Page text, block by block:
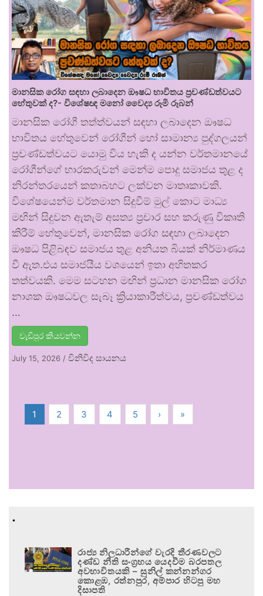
මානසික රෝග සඳහා ලබාදෙන ඖෂධ භාවිතය ප්‍රචණ්ඩත්වයට
හේතුවක් ද?- විශේෂඥ මනෝ වෛද්‍ය රූමි රූබන්
මානසික රෝගී තත්ත්වයන් සඳහා ලබාදෙන ඖෂධ
භාවිතය හේතුවෙන් රෝගීන් හෝ සාමාන්‍ය පුද්ගලයන්
ප්‍රචණ්ඩත්වයට යොමු විය හැකි ද යන්න වර්තමානයේ
රෝගීන්ගේ භාරකරුවන් මෙන්ම පොදු සමාජය තුළ ද
නිරන්තරයෙන් කතාබහට ලක්වන මාතෘකාවකි.
විශේෂයෙන්ම වර්තමාන සිදුවීම් මුල් කොට මාධ්‍ය
මඟින් සිදුවන ඇතැම් අසත්‍ය ප්‍රචාර සහ කරුණු විකෘති
කිරීම් හේතුවෙන්, මානසික රෝග සඳහා ලබාදෙන
ඖෂධ පිළිබඳව සමාජය තුළ අනියත බියක් නිර්මාණය
වී ඇත.එය සමාජයීය වශයෙන් ඉතා අහිතකර
තත්වයකි. මෙම සටහන මඟින් ප්‍රධාන මානසික රෝග
නාශක ඖෂධවල සැබෑ ක්‍රියාකාරීත්වය, ප්‍රචණ්ඩත්වය
…
වැඩිපුර කියවන්න
July 15, 2026 / විනිවිද සායනය
1 2 3 4 5 › »
.
රාජ්‍ය නිලධාරීන්ගේ වැරදි තීරණවලට
දණ්ඩ නීති සංග්‍රහය යෙදවීම බරපතල
අවභාවිතයකි – සුනිල් කන්නන්ගර
කොළඹ, රත්නපුර, අම්පාර හිටපු මහ
දිසාපති